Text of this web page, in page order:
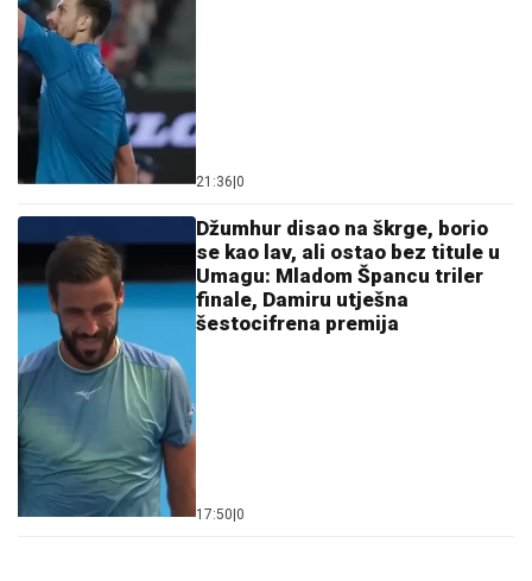
21:36 0
Džumhur disao na škrge, borio
se kao lav, ali ostao bez titule u
Umagu: Mladom Špancu triler
finale, Damiru utješna
šestocifrena premija
17:50 0